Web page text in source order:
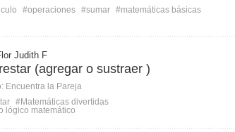
#operaciones #sumar #matemáticas básicas
Judith F
(agregar o sustraer )
Encuentra la Pareja
#Matemáticas divertidas
lógico matemático